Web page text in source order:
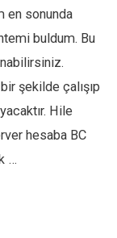
en sonunda
buldum. Bu
şekilde çalışıp
Hile
hesaba BC
…